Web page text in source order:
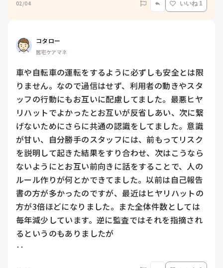
02/04 いいね 1
コタロー
居宅ケアマネ
車や自転車の運転をするように必ずしも安全とは限
りません。なので過信はせず、利用者の動きやスタ
ッフの行動にもお互いに配慮してました。最悪ヒヤ
リハットでよかったとお互いが反省しあい、次に繋
げないためにさらに共通の認識をしてました。意識
が甘い、自分勝手のスタッフには、前もってリスク
を説明して起きた結果をすり合わせ、次はこうなら
ないようにとお互い前向きに話をすることで、人の
ルール作りが何とかできてました。以前は自己報告
書の方が多かったのですが、最近はヒヤリハットの
方が3倍ほどになりました。また全体件数としては
毎年減少しています。逆に監査ではそれを指摘され
るというのもありましたが
‥